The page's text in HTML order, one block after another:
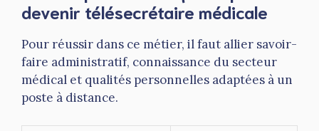
devenir télésecrétaire médicale
Pour réussir dans ce métier, il faut allier savoir-
faire administratif, connaissance du secteur
médical et qualités personnelles adaptées à un
poste à distance.